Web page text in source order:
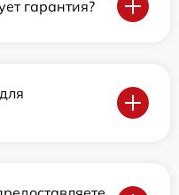
гарантия?